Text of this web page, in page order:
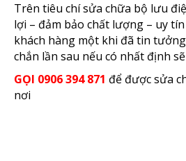
Trên tiêu chí sửa chữa bộ lưu
lợi – đảm bảo chất lượng – uy
khách hàng một khi đã tin
chắn lần sau nếu có nhất định
GỌI 0906 394 871 để được sửa
nơi